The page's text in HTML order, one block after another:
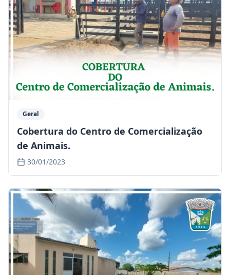
Geral
Cobertura do Centro de Comercialização
de Animais.
30/01/2023